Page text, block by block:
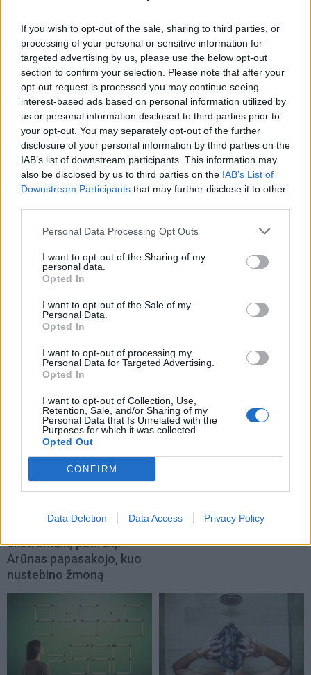
If you wish to opt-out of the sale, sharing to third parties, or
processing of your personal or sensitive information for
targeted advertising by us, please use the below opt-out
section to confirm your selection. Please note that after your
opt-out request is processed you may continue seeing
interest-based ads based on personal information utilized by
us or personal information disclosed to third parties prior to
your opt-out. You may separately opt-out of the further
disclosure of your personal information by third parties on the
IAB’s list of downstream participants. This information may
also be disclosed by us to third parties on the IAB’s List of
Downstream Participants that may further disclose it to other
Personal Data Processing Opt Outs
I want to opt-out of the Sharing of my
personal data.
Opted In
I want to opt-out of the Sale of my
Personal Data.
Opted In
I want to opt-out of processing my
Personal Data for Targeted Advertising.
Opted In
I want to opt-out of Collection, Use,
Retention, Sale, and/or Sharing of my
Personal Data that Is Unrelated with the
Purposes for which it was collected.
Opted Out
CONFIRM
Data Deletion Data Access Privacy Policy
Kultūra
Klaipėdos festivalis:
keturios meninės patirtys
- viena bendrystės istorija
Sodas ir daržas
Natūrali kova su šliužais:
ką būtina žinoti prieš
pasirenkant antis
bėgikes?(2)
Sveikata
Nuo lapkričio daliai
išplėstinės praktikos
slaugytojai
Gyvenimas
aptikta unikali romėnų
Žmonės
Ingos Valinskienės 60-
ekstremalių patirčių:
Arūnas papasakojo, kuo
nustebino žmoną
Žmonės
Mirė filme „Žmogus
voras“ sužibėjusi aktorė